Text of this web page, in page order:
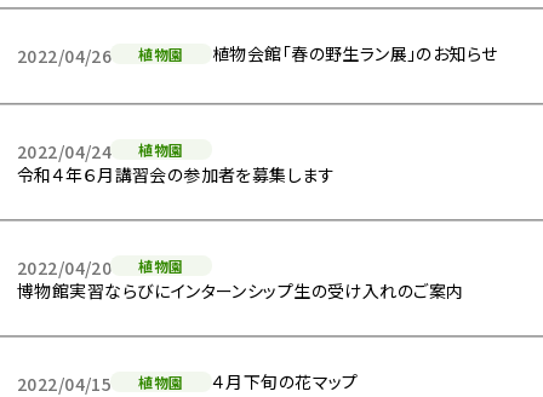
2022/04/26 植物園 植物会館「春の野生ラン展」のお知らせ
2022/04/24 植物園
令和４年６月講習会の参加者を募集します
2022/04/20 植物園
博物館実習ならびにインターンシップ生の受け入れのご案内
2022/04/15 植物園 ４月下旬の花マップ